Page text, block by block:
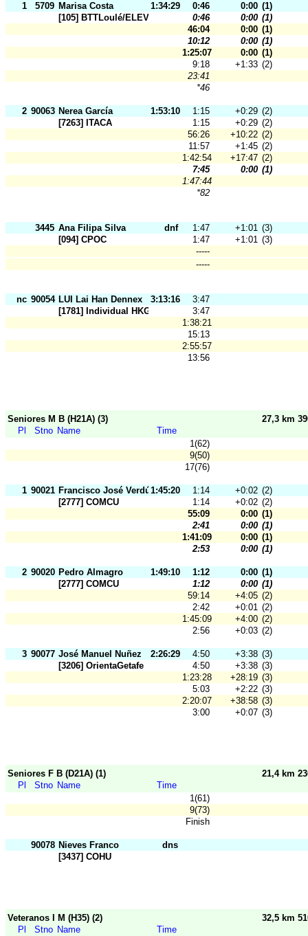
1 5709 Marisa Costa 1:34:29 0:46 0:00 (1)
[105] BTTLoulé/ELEVIS
0:46 0:00 (1)
46:04
0:00 (1)
10:12
0:00 (1)
1:25:07
0:00 (1)
9:18
+1:33 (2)
23:41
*46
2 90063 Nerea García 1:53:10 1:15 +0:29 (2)
[7263] ITACA
1:15 +0:29 (2)
56:26
+10:22 (2)
11:57
+1:45 (2)
1:42:54
+17:47 (2)
7:45
0:00 (1)
1:47:44
*82
3445 Ana Filipa Silva dnf 1:47 +1:01 (3)
[094] CPOC
1:47 +1:01 (3)
-----
-----
nc 90054 LUI Lai Han Dennex 3:13:16
3:47
[1781] Individual HKG
3:47
1:38:21
15:13
2:55:57
13:56
Seniores M B (H21A) (3)
27,3 km
Pl
Stno Name
Time
1(62)
9(50)
17(76)
1 90021 Francisco José Verdú 1:45:20 1:14 +0:02 (2)
[2777] COMCU
1:14 +0:02 (2)
55:09
0:00 (1)
2:41
0:00 (1)
1:41:09
0:00 (1)
2:53
0:00 (1)
2 90020 Pedro Almagro 1:49:10 1:12 0:00 (1)
[2777] COMCU
1:12 0:00 (1)
59:14
+4:05 (2)
2:42
+0:01 (2)
1:45:09
+4:00 (2)
2:56
+0:03 (2)
3 90077 José Manuel Nuñez 2:26:29 4:50 +3:38 (3)
[3206] OrientaGetafe
4:50 +3:38 (3)
1:23:28
+28:19 (3)
5:03
+2:22 (3)
2:20:07
+38:58 (3)
3:00
+0:07 (3)
Seniores F B (D21A) (1)
21,4 km
Pl
Stno Name
Time
1(61)
9(73)
Finish
90078 Nieves Franco
dns
[3437] COHU
Veteranos I M (H35) (2)
32,5 km
Pl
Stno Name
Time